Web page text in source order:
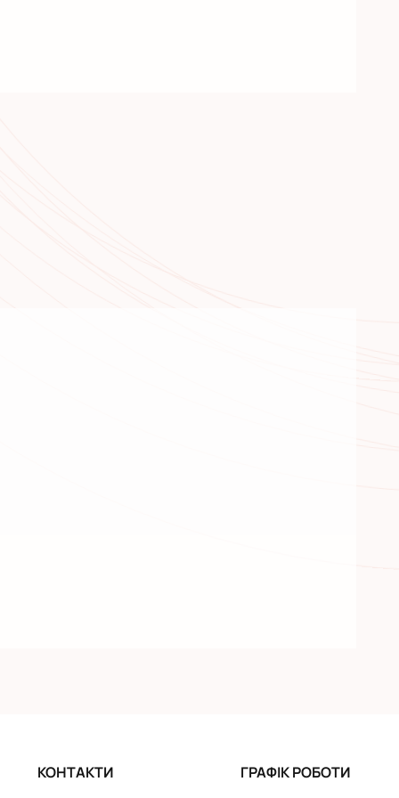
КОНТАКТИ ГРАФІК РОБОТИ